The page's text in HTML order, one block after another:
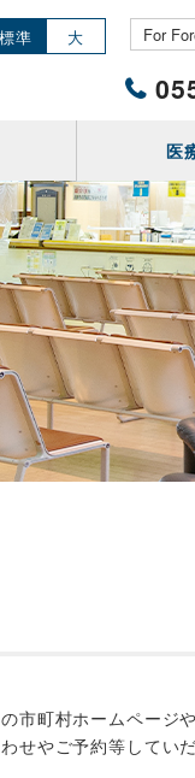
標準 大
医
町村ホームページ
せやご予約等してい